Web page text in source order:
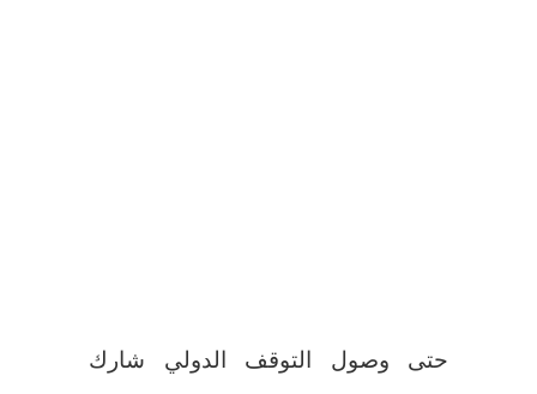
حتى وصول التوقف الدولي شارك